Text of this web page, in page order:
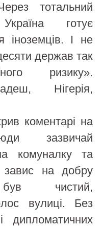
тотальний
готує
іноземців. І не
держав так
ризику».
Нігерія,
коментарі на
зазвичай
комуналку та
завис на добру
чистий,
вулиці. Без
дипломатичних